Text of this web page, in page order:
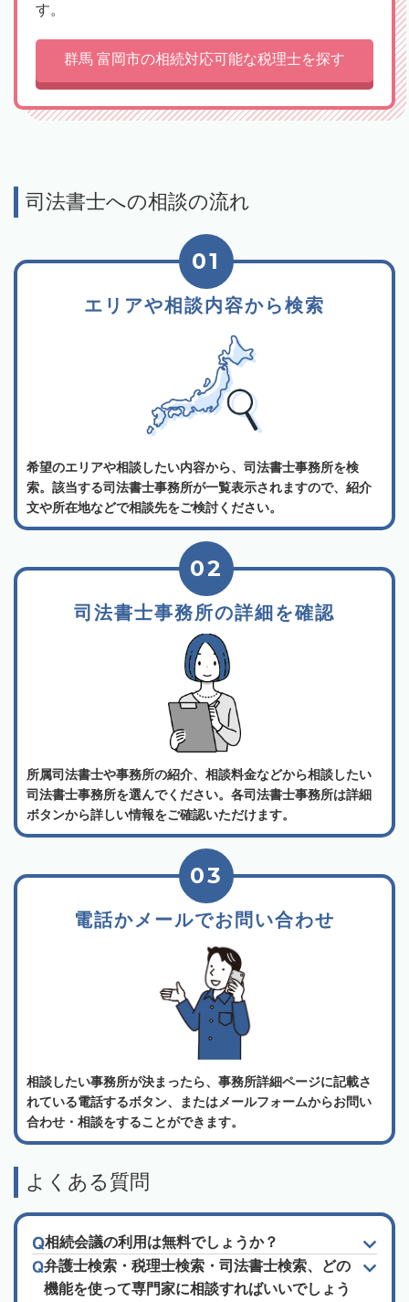
す。
群馬 富岡市の相続対応可能な税理士を探す
司法書士への相談の流れ
エリアや相談内容から検索
01
希望のエリアや相談したい内容から、司法書士事務所を検
索。該当する司法書士事務所が一覧表示されますので、紹介
文や所在地などで相談先をご検討ください。
司法書士事務所の詳細を確認
02
所属司法書士や事務所の紹介、相談料金などから相談したい
司法書士事務所を選んでください。各司法書士事務所は詳細
ボタンから詳しい情報をご確認いただけます。
電話かメールでお問い合わせ
03
相談したい事務所が決まったら、事務所詳細ページに記載さ
れている電話するボタン、またはメールフォームからお問い
合わせ・相談をすることができます。
よくある質問
相続会議の利用は無料でしょうか？
弁護士検索・税理士検索・司法書士検索、どの
機能を使って専門家に相談すればいいでしょう